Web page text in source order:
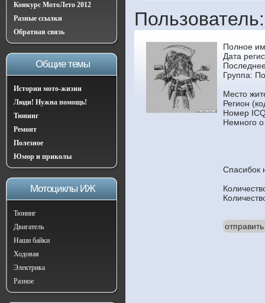
Конкурс МотоЛето 2012
Разные ссылки
Обратная связь
Общие темы
Истории мото-жизни
Люди! Нужна помощь!
Тюнинг
Ремонт
Полезное
Юмор и приколы
Мотоциклы ИЖ
Тюнинг
Двигатель
Наши байки
Ходовая
Электрика
Разное
Полное
Дата
Группа:
Место
Регион
Номер
Немного
Спасибок